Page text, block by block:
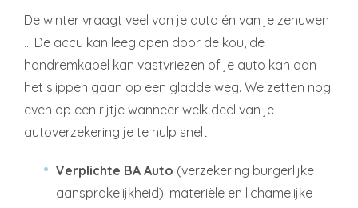
De winter vraagt veel van je auto én van je zenuwen
… De accu kan leeglopen door de kou, de
handremkabel kan vastvriezen of je auto kan aan
het slippen gaan op een gladde weg. We zetten nog
even op een rijtje wanneer welk deel van je
autoverzekering je te hulp snelt:
Verplichte BA Auto (verzekering burgerlijke
aansprakelijkheid): materiële en lichamelijke